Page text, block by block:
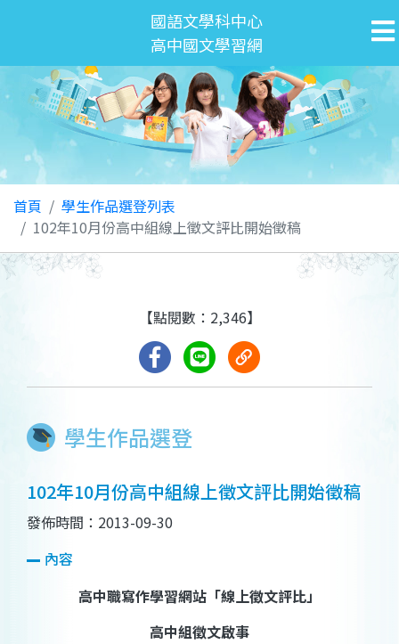
國語文學科中心
高中國文學習網
首頁
學生作品選登列表
102年10月份高中組線上徵文評比開始徵稿
學生作品選登
【點閱數：2,346】
102年10月份高中組線上徵文評比開始徵稿
發佈時間：2013-09-30
內容
高中職寫作學習網站「線上徵文評比」
高中組徵文啟事